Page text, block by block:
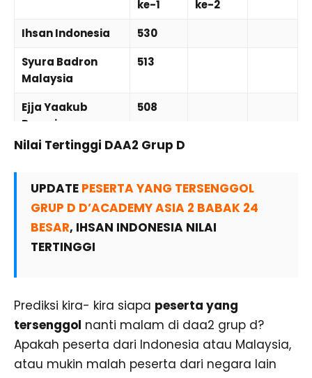
ke-1
ke-2
Ihsan Indonesia
530
Syura Badron
Malaysia
513
Ejja Yaakub
Brunei
508
Furkorn Thailand 489
Nilai Tertinggi DAA2 Grup D
UPDATE PESERTA YANG TERSENGGOL
GRUP D D’ACADEMY ASIA 2 BABAK 24
BESAR, IHSAN INDONESIA NILAI
TERTINGGI
Prediksi kira- kira siapa peserta yang
tersenggol nanti malam di daa2 grup d?
Apakah peserta dari Indonesia atau Malaysia,
atau mukin malah peserta dari negara lain